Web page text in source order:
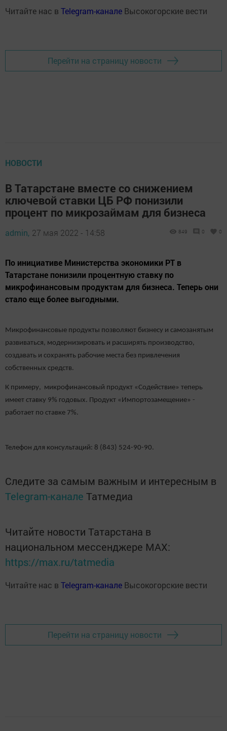
Читайте нас в Telegram-канале Высокогорские вести
Перейти на страницу новости
НОВОСТИ
В Татарстане вместе со снижением
ключевой ставки ЦБ РФ понизили
процент по микрозаймам для бизнеса
admin, 27 мая 2022 - 14:58 849 0 0
По инициативе Министерства экономики РТ в
Татарстане понизили процентную ставку по
микрофинансовым продуктам для бизнеса. Теперь они
стало еще более выгодными.
Микрофинансовые продукты позволяют бизнесу и самозанятым
развиваться, модернизировать и расширять производство,
создавать и сохранять рабочие места без привлечения
собственных средств.
К примеру, микрофинансовый продукт «Содействие» теперь
имеет ставку 9% годовых. Продукт «Импортозамещение» -
работает по ставке 7%.
Телефон для консультаций: 8 (843) 524-90-90.
Следите за самым важным и интересным в
Telegram-канале Татмедиа
Читайте новости Татарстана в
национальном мессенджере MАХ:
https://max.ru/tatmedia
Читайте нас в Telegram-канале Высокогорские вести
Перейти на страницу новости